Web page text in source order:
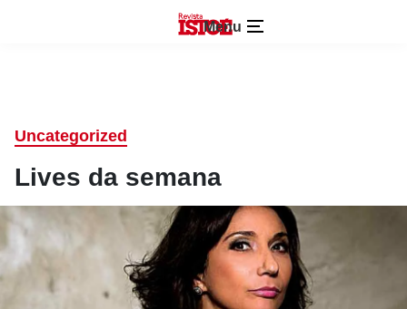
Menu
Uncategorized
Lives da semana